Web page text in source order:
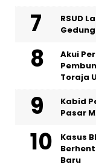
RSUD
Akui
Toraja
Kabid
Pasar
Kasus
Baru